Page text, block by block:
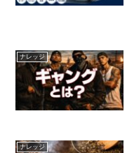
ナレッジ
ナレッジ